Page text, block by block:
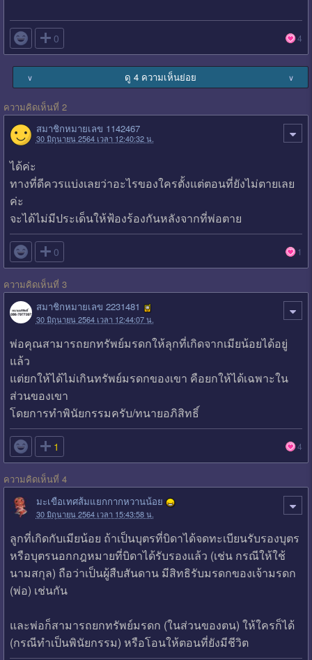
 0 4
∨ ดู 4 ความเห็นย่อย ∨
ความคิดเห็นที่ 2
สมาชิกหมายเลข 1142467
30 มิถุนายน 2564 เวลา 12:40:32 น.
ได้ค่ะ
ทางที่ดีควรแบ่งเลยว่าอะไรของใครตั้งแต่ตอนที่ยังไม่ตายเลย
ค่ะ
จะได้ไม่มีประเด็นให้ฟ้องร้องกันหลังจากที่พ่อตาย
 0 1
ความคิดเห็นที่ 3
สมาชิกหมายเลข 2231481
30 มิถุนายน 2564 เวลา 12:44:07 น.
พ่อคุณสามารถยกทรัพย์มรดกให้ลุกที่เกิดจากเมียน้อยได้อยู่
แล้ว
แต่ยกให้ได้ไม่เกินทรัพย์มรดกของเขา คือยกให้ได้เฉพาะใน
ส่วนของเขา
โดยการทําพินัยกรรมครับ/ทนายอภิสิทธิ์
 1 4
ความคิดเห็นที่ 4
มะเขือเทศส้มแยกกากหวานน้อย
30 มิถุนายน 2564 เวลา 15:43:58 น.
ลูกที่เกิดกับเมียน้อย ถ้าเป็นบุตรที่บิดาได้จดทะเบียนรับรองบุตร
หรือบุตรนอกกฎหมายที่บิดาได้รับรองแล้ว (เช่น กรณีให้ใช้
นามสกุล) ถือว่าเป็นผู้สืบสันดาน มีสิทธิรับมรดกของเจ้ามรดก
(พ่อ) เช่นกัน
และพ่อก็สามารถยกทรัพย์มรดก (ในส่วนของตน) ให้ใครก็ได้
(กรณีทำเป็นพินัยกรรม) หรือโอนให้ตอนที่ยังมีชีวิต